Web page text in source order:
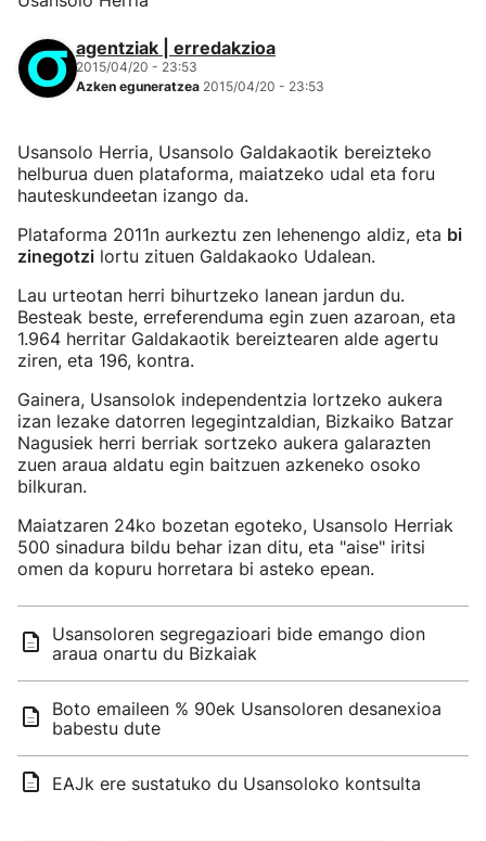
agentziak | erredakzioa
2015/04/20 - 23:53
Azken eguneratzea 2015/04/20 - 23:53
Usansolo Herria, Usansolo Galdakaotik bereizteko
helburua duen plataforma, maiatzeko udal eta foru
hauteskundeetan izango da.
Plataforma 2011n aurkeztu zen lehenengo aldiz, eta bi
zinegotzi lortu zituen Galdakaoko Udalean.
Lau urteotan herri bihurtzeko lanean jardun du.
Besteak beste, erreferenduma egin zuen azaroan, eta
1.964 herritar Galdakaotik bereiztearen alde agertu
ziren, eta 196, kontra.
Gainera, Usansolok independentzia lortzeko aukera
izan lezake datorren legegintzaldian, Bizkaiko Batzar
Nagusiek herri berriak sortzeko aukera galarazten
zuen araua aldatu egin baitzuen azkeneko osoko
bilkuran.
Maiatzaren 24ko bozetan egoteko, Usansolo Herriak
500 sinadura bildu behar izan ditu, eta "aise" iritsi
omen da kopuru horretara bi asteko epean.
Usansoloren segregazioari bide emango dion
araua onartu du Bizkaiak
Boto emaileen % 90ek Usansoloren desanexioa
babestu dute
EAJk ere sustatuko du Usansoloko kontsulta